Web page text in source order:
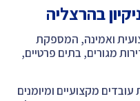
בהרצליה
ואמינה, המספקת
מגורים, בתים פרטיים,
מקצועיים ומיומנים